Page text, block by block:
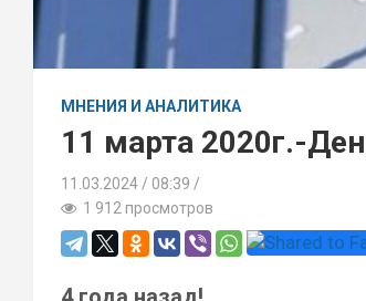
МНЕНИЯ И АНАЛИТИКА
11 марта 2020г.-
11.03.2024
08:39 /
1 912 просмотров